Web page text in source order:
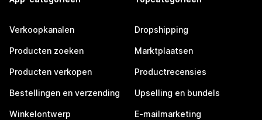
Verkoopkanalen
Producten zoeken
Producten verkopen
Bestellingen en verzending
Winkelontwerp
Dropshipping
Marktplaatsen
Productrecensies
Upselling en bundels
E-mailmarketing